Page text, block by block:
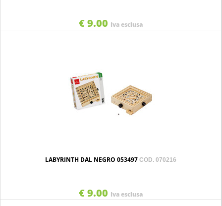
€ 9.00 Iva esclusa
LABYRINTH DAL NEGRO 053497 COD. 070216
€ 9.00 Iva esclusa